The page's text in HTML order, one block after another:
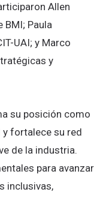
Allen
BMI; Paula
UAI; y Marco
y
su posición como
fortalece su red
de la industria.
para avanzar
inclusivas,